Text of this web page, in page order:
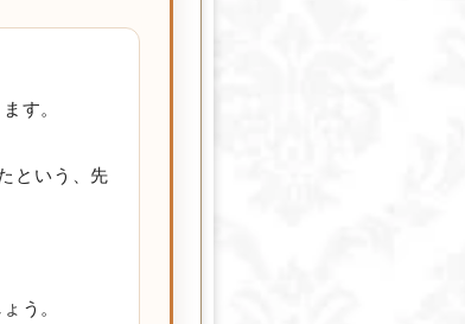
す。
という、先
う。